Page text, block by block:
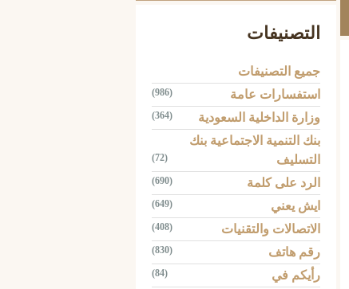
التصنيفات
جميع التصنيفات
استفسارات عامة
(986)
وزارة الداخلية السعودية (364)
بنك التنمية الاجتماعية بنك
التسليف
(72)
الرد على كلمة (690)
ايش يعني (649)
الاتصالات والتقنيات (408)
رقم هاتف (830)
رأيكم في (84)